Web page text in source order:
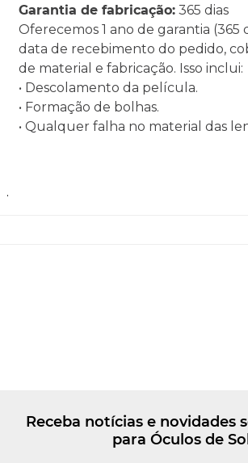
Garantia de fabricação: 365 dias
Oferecemos 1 ano de garantia (365
data de recebimento do pedido,
de material e fabricação. Isso inclui:
• Descolamento da película.
• Formação de bolhas.
• Qualquer falha no material das
.
Receba notícias e novidades
para Óculos de Sol